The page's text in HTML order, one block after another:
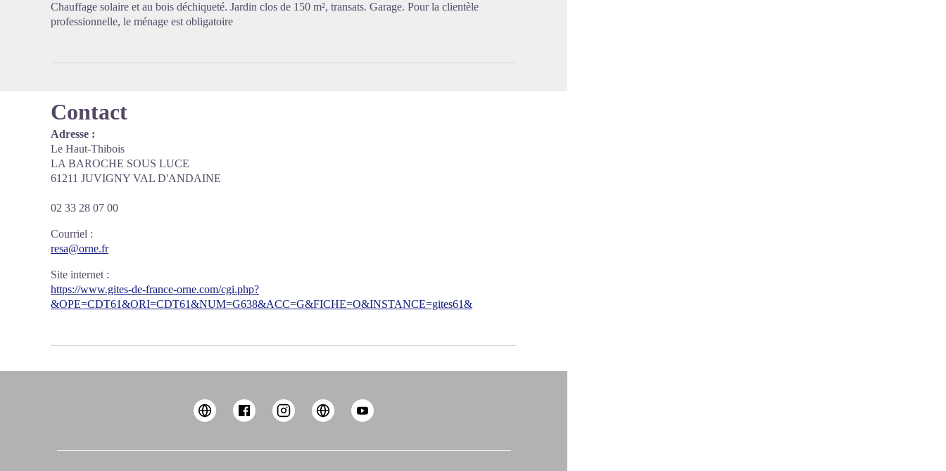
Chauffage solaire et au bois déchiqueté. Jardin clos de 150 m², transats. Garage. Pour la clientèle
professionnelle, le ménage est obligatoire
Contact
Adresse :
Le Haut-Thibois
LA BAROCHE SOUS LUCE
61211 JUVIGNY VAL D'ANDAINE
02 33 28 07 00
Courriel :
resa@orne.fr
Site internet :
https://www.gites-de-france-orne.com/cgi.php?
&OPE=CDT61&ORI=CDT61&NUM=G638&ACC=G&FICHE=O&INSTANCE=gites61&